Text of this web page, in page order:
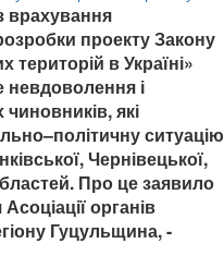
врахування
проекту Закону
територій в Україні»
і
які
ситуацію
Чернівецької,
Про це заявило
органів
Гуцульщина, -